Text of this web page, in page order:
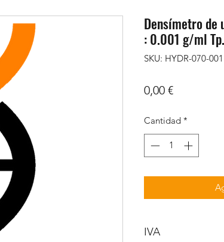
Densímetro
: 0.001 g/ml
SKU: HYDR-070-001
0,00 €Precio
Cantidad *
IVA